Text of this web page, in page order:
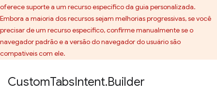
oferece suporte a um recurso específico da guia personalizada.
Embora a maioria dos recursos sejam melhorias progressivas, se você
precisar de um recurso específico, confirme manualmente se o
navegador padrão e a versão do navegador do usuário são
compatíveis com ele.
CustomTabsIntent.Builder